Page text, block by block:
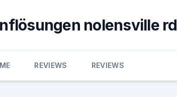
nolensville rd
REVIEWS REVIEWS